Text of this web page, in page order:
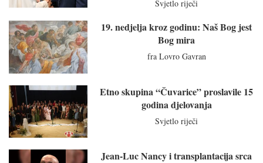
Svjetlo riječi
19. nedjelja kroz godinu: Naš Bog jest
Bog mira
fra Lovro Gavran
Etno skupina “Čuvarice” proslavile 15
godina djelovanja
Svjetlo riječi
Jean-Luc Nancy i transplantacija srca